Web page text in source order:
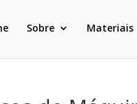
Sobre Materiais